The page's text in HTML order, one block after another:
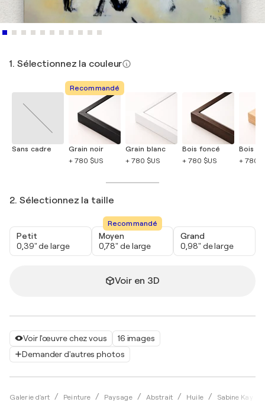
Voir l'œuvre chez vous
16 images
Demander d'autres photos
Galerie d'art Peinture Paysage Abstrait Huile Sabine Kay
1. Sélectionnez la couleur
Sans cadre
Recommandé
Grain noir
+ 780 $US
Grain blanc
+ 780 $US
Bois foncé
+ 780 $US
Bois
+ 780
2. Sélectionnez la taille
Petit
0,39" de large
Recommandé
Moyen
0,78" de large
Grand
0,98" de large
Voir en 3D